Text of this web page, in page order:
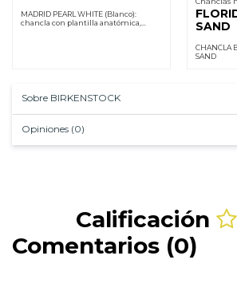
MADRID PEARL WHITE (Blanco):
chancla con plantilla anatómica,
SAND
CHANCLA
SAND
Sobre BIRKENSTOCK
Opiniones (0)
Calificación
Comentarios (0)